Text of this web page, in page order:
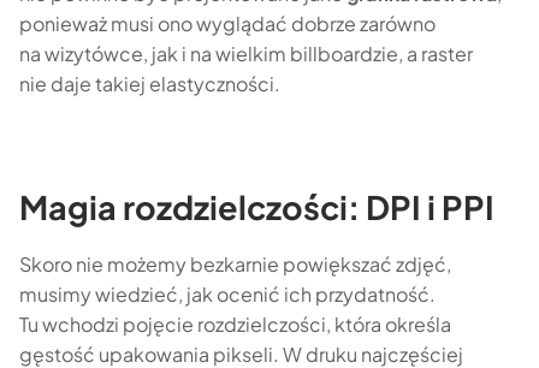
ponieważ musi ono wyglądać dobrze zarówno
na wizytówce, jak i na wielkim billboardzie, a raster
nie daje takiej elastyczności.
Magia rozdzielczości: DPI i PPI
Skoro nie możemy bezkarnie powiększać zdjęć,
musimy wiedzieć, jak ocenić ich przydatność.
Tu wchodzi pojęcie rozdzielczości, która określa
gęstość upakowania pikseli. W druku najczęściej